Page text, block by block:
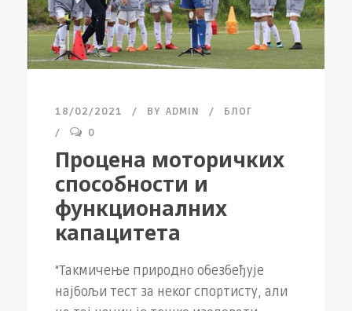
18/02/2021 BY ADMIN
БЛОГ
0
Процена моторичких
способности и
функционалних
капацитета
“Такмичење природно обезбеђује
најбољи тест за неког спортисту, али